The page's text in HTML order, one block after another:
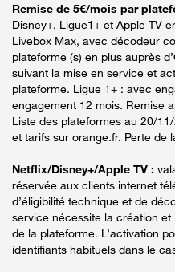
Remise de 5€/mois par
Disney+, Ligue1+ et Apple TV
Livebox Max, avec décodeur
plateforme (s) en plus auprès
suivant la mise en service et
plateforme. Ligue 1+ : avec
engagement 12 mois. Remise
Liste des plateformes au 20/
et tarifs sur orange.fr. Perte de
Netflix/Disney+/Apple TV :
réservée aux clients internet
d’éligibilité technique et de
service nécessite la création
de la plateforme. L’activation
identifiants habituels dans le